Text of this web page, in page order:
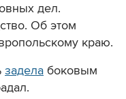
дел.
Об этом
краю.
задела боковым